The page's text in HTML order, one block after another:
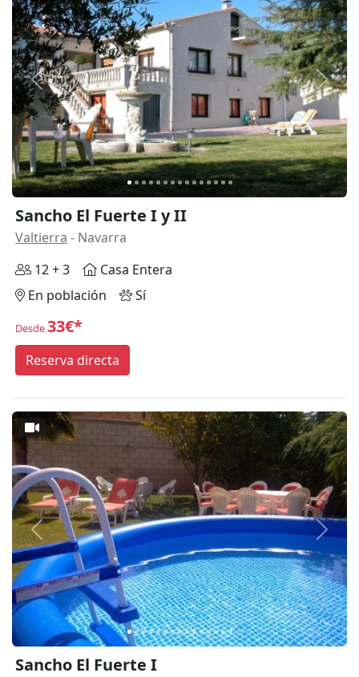
Anterior
Sancho El Fuerte I y II
Valtierra - Navarra
12 + 3
Casa Entera
En población
Sí
Desde33€*
Reserva directa
Anterior
Sancho El Fuerte I